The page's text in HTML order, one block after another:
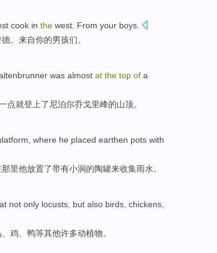
cook in the west. From your boys.
。来自你的男孩们。
was almost at the top of a
点就登上了尼泊尔乔戈里峰的山顶。
where he placed earthen pots with
里他放置了带有小洞的陶罐来收集雨水。
not only locusts, but also birds, chickens,
鸡、鸭等其他许多动植物。